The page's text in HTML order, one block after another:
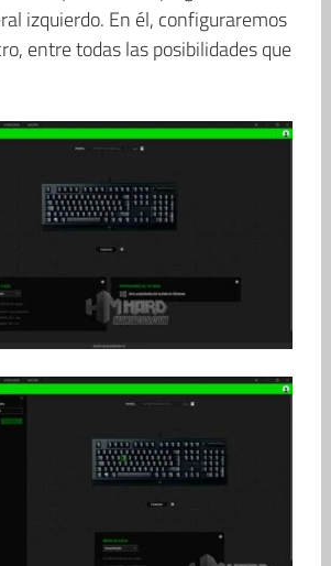
izquierdo. En él, configuraremos
entre todas las posibilidades que